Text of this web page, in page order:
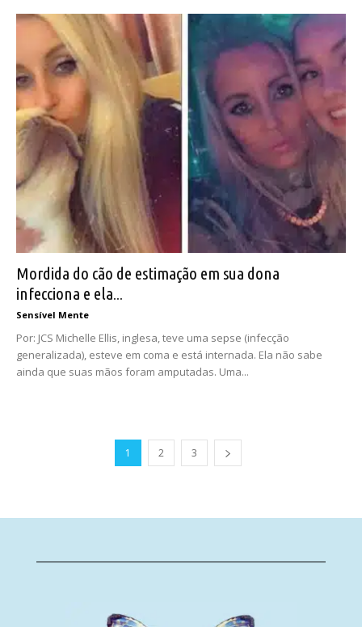
Mordida do cão de estimação em sua dona
infecciona e ela...
Sensível Mente
Por: JCS Michelle Ellis, inglesa, teve uma sepse (infecção
generalizada), esteve em coma e está internada. Ela não sabe
ainda que suas mãos foram amputadas. Uma...
1 2 3